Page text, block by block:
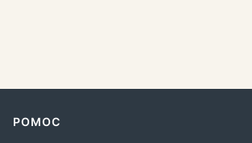
Linki w stopce
POMOC